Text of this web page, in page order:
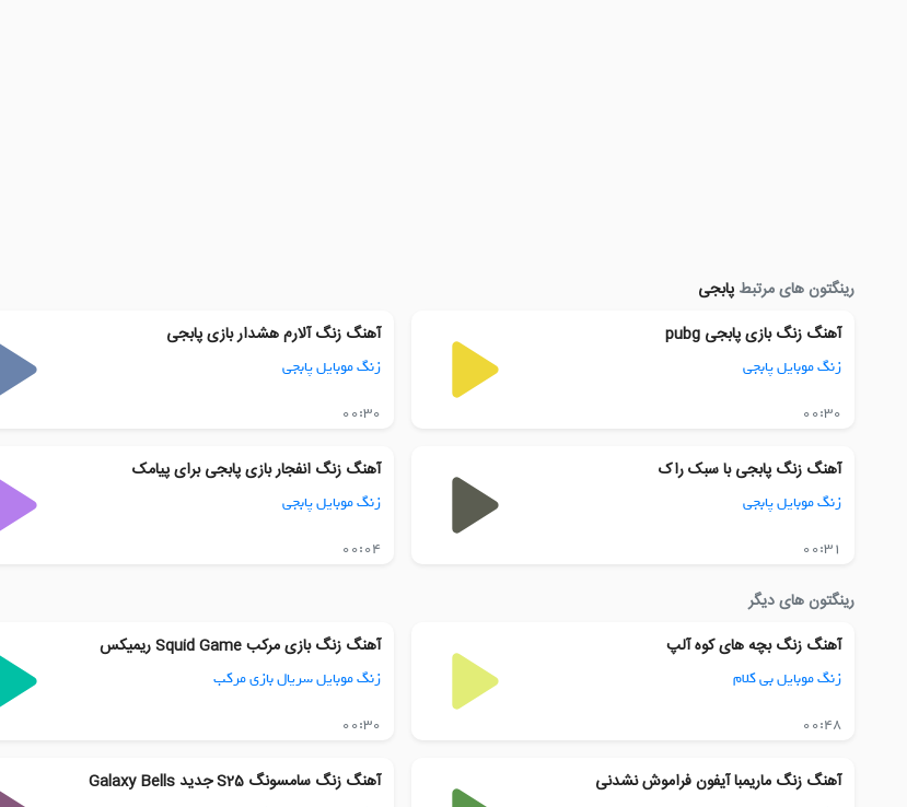
رینگتون های مرتبط پابجی
آهنگ زنگ بازی پابجی pubg
زنگ موبایل پابجی
00:30
آهنگ زنگ آلارم هشدار بازی پابجی
زنگ موبایل پابجی
00:30
آهنگ زنگ پابجی با سبک راک
زنگ موبایل پابجی
00:31
آهنگ زنگ انفجار بازی پابجی برای پیامک
زنگ موبایل پابجی
00:04
رینگتون های دیگر
آهنگ زنگ بچه های کوه آلپ
زنگ موبایل بی کلام
00:48
آهنگ زنگ بازی مرکب Squid Game ریمیکس
زنگ موبایل سریال بازی مرکب
00:30
آهنگ زنگ ماریمبا آیفون فراموش نشدنی آهنگ زنگ سامسونگ S25 جدید Galaxy Bells